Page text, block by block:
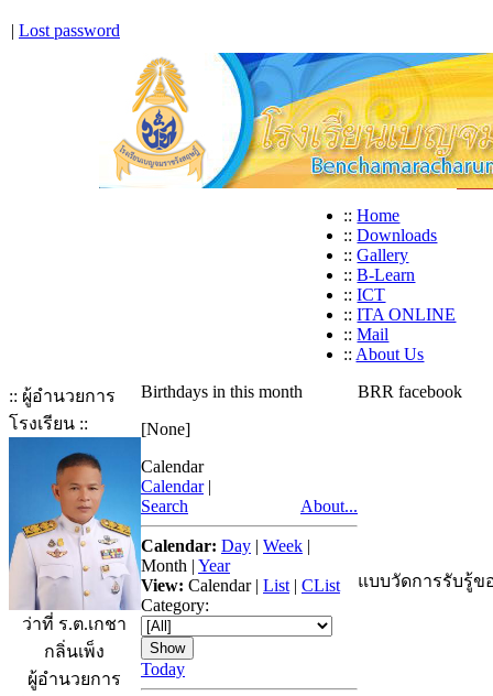
| Lost password
:: Home
:: Downloads
:: Gallery
:: B-Learn
:: ICT
:: ITA ONLINE
:: Mail
:: About Us
:: ผู้อำนวยการ
โรงเรียน ::
ว่าที่ ร.ต.เกชา
กลิ่นเพ็ง
ผู้อำนวยการ
Birthdays in this month
[None]
Calendar
Calendar |
Search
About...
Calendar: Day | Week |
Month | Year
View: Calendar| List | CList
Category:
Today
BRR facebook
แบบวัดการรับรู้ข